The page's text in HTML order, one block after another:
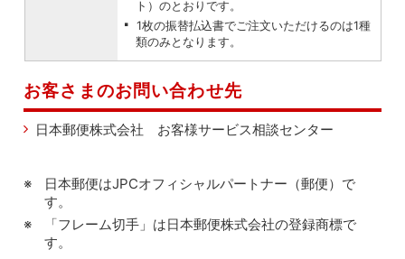
ト）のとおりです。
1枚の振替払込書でご注文いただけるのは1種
類のみとなります。
お客さまのお問い合わせ先
日本郵便株式会社 お客様サービス相談センター
日本郵便はJPCオフィシャルパートナー（郵便）で
す。
「フレーム切手」は日本郵便株式会社の登録商標で
す。